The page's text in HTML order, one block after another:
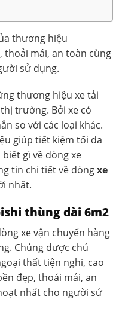
thương hiệu
thoải mái, an toàn cùng
sử dụng.
thương hiệu xe tải
trường. Bởi xe có
so với các loại khác.
giúp tiết kiệm tối đa
gì về dòng xe
tin chi tiết về dòngxe
nhất.
thùng dài 6m2
xe vận chuyển hàng
Chúng được chú
thất tiện nghi, cao
đẹp, thoải mái, an
nhất cho người sử